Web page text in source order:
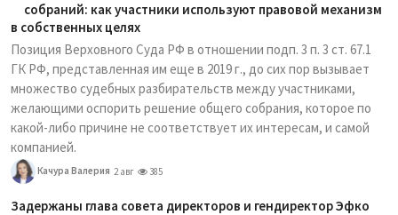
собраний: как участники используют правовой механизм
в собственных целях
Позиция Верховного Суда РФ в отношении подп. 3 п. 3 ст. 67.1
ГК РФ, представленная им еще в 2019 г., до сих пор вызывает
множество судебных разбирательств между участниками,
желающими оспорить решение общего собрания, которое по
какой-либо причине не соответствует их интересам, и самой
компанией.
Качура Валерия 2 авг 385
Задержаны глава совета директоров и гендиректор Эфко